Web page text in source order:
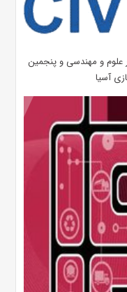
و مهندسی و پنجمین
آسیا